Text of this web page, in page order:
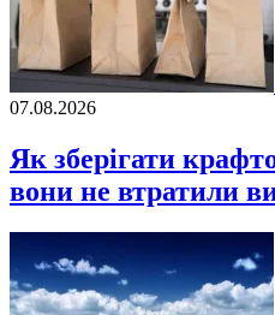
07.08.2026
Як зберігати
вони не втратили